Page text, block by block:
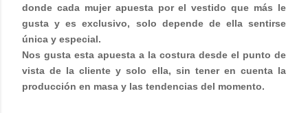
donde cada mujer apuesta por el vestido que más le
gusta y es exclusivo, solo depende de ella sentirse
única y especial.
Nos gusta esta apuesta a la costura desde el punto de
vista de la cliente y solo ella, sin tener en cuenta la
producción en masa y las tendencias del momento.